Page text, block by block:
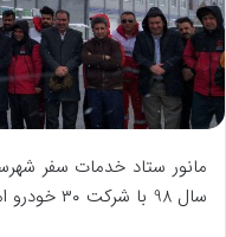
ا
ی
م
ل
مانور ستاد خدمات سفر
سال 98 با شرکت ۳۰ خودرو امدادی با ۳۰۰ نیروی امدادی برگزار شد.